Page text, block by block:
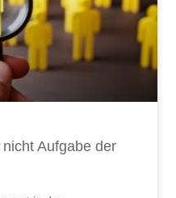
Aufgabe der